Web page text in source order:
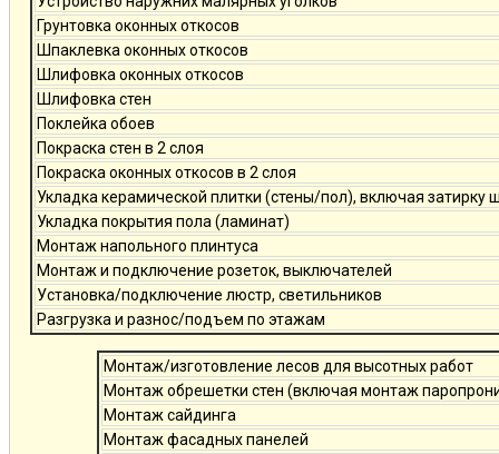
Грунтовка оконных откосов
Шпаклевка оконных откосов
Шлифовка оконных откосов
Шлифовка стен
Поклейка обоев
Покраска стен в 2 слоя
Покраска оконных откосов в 2 слоя
Укладка керамической плитки (стены/пол), включая затирку
Укладка покрытия пола (ламинат)
Монтаж напольного плинтуса
Монтаж и подключение розеток, выключателей
Установка/подключение люстр, светильников
Разгрузка и разнос/подъем по этажам
Монтаж/изготовление лесов для высотных работ
Монтаж обрешетки стен (включая монтаж
Монтаж сайдинга
Монтаж фасадных панелей